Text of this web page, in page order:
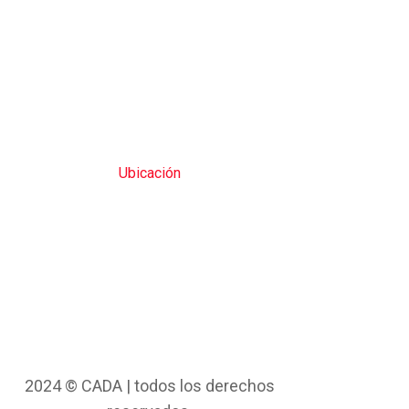
Ubicación
2024 © CADA | todos los derechos